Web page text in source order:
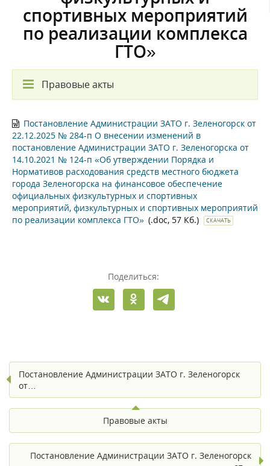
спортивных мероприятий
по реализации комплекса
ГТО»
Правовые акты
Постановление Администрации ЗАТО г. Зеленогорск от
22.12.2025 № 284-п О внесении изменений в
постановление Администрации ЗАТО г. Зеленогорска от
14.10.2021 № 124-п «Об утверждении Порядка и
Нормативов расходования средств местного бюджета
города Зеленогорска на финансовое обеспечение
официальных физкультурных и спортивных
мероприятий, физкультурных и спортивных мероприятий
по реализации комплекса ГТО» (.doc, 57 Кб.) СКАЧАТЬ
Поделиться:
Постановление Администрации ЗАТО г. Зеленогорск
от…
Правовые акты
Постановление Администрации ЗАТО г. Зеленогорск